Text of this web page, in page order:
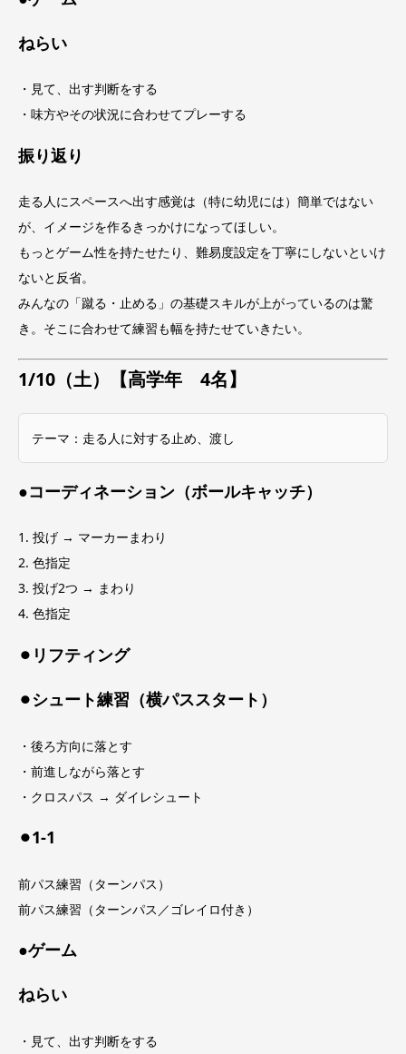
ねらい
・見て、出す判断をする
・味方やその状況に合わせてプレーする
振り返り
走る人にスペースへ出す感覚は（特に幼児には）簡単ではない
が、イメージを作るきっかけになってほしい。
もっとゲーム性を持たせたり、難易度設定を丁寧にしないといけ
ないと反省。
みんなの「蹴る・止める」の基礎スキルが上がっているのは驚
き。そこに合わせて練習も幅を持たせていきたい。
1/10（土）【高学年 4名】
テーマ：走る人に対する止め、渡し
●コーディネーション（ボールキャッチ）
1. 投げ → マーカーまわり
2. 色指定
3. 投げ2つ → まわり
4. 色指定
⚫︎リフティング
⚫︎シュート練習（横パススタート）
・後ろ方向に落とす
・前進しながら落とす
・クロスパス → ダイレシュート
⚫︎1-1
前パス練習（ターンパス）
前パス練習（ターンパス／ゴレイロ付き）
●ゲーム
ねらい
・見て、出す判断をする